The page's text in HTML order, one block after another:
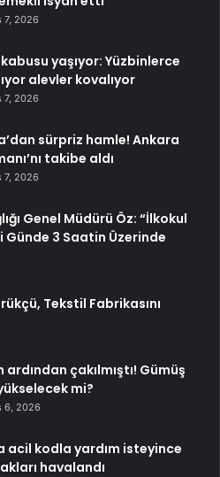
7, 2026
yaşıyor: Yüzbinlerce
alevler kovalıyor
7, 2026
sürpriz hamle! Ankara
takibe aldı
7, 2026
Genel Müdürü Öz: “İlkokul
3 Saatin Üzerinde
Tekstil Fabrikasını
ardından çakılmıştı! Gümüş
mi?
6, 2026
acil kodla yardım isteyince
havalandı